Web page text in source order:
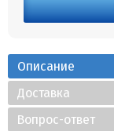
Описание
Доставка
Вопрос-ответ